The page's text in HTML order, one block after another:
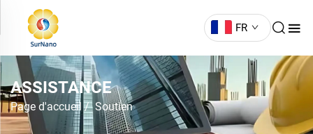
FR
ASSISTANCE
Page d'accueil /Soutien